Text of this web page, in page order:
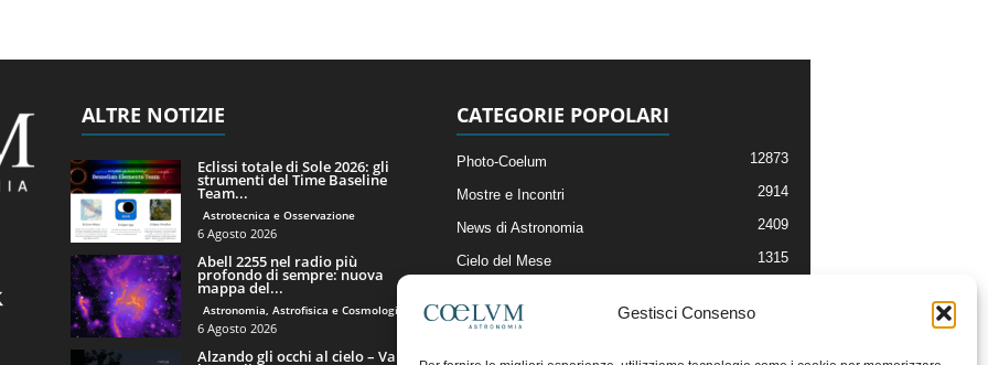
Gestisci Consenso
ALTRE NOTIZIE
Eclissi totale di Sole 2026: gli
strumenti del Time Baseline
Team...
Astrotecnica e Osservazione
6 Agosto 2026
Abell 2255 nel radio più
profondo di sempre: nuova
mappa del...
Astronomia, Astrofisica e Cosmologia
6 Agosto 2026
Alzando gli occhi al cielo – Vale
CATEGORIE POPOLARI
Photo-Coelum 12873
Mostre e Incontri 2914
News di Astronomia 2409
Cielo del Mese 1315
Articoli e Risorse On-Line
Il Blog della Redazione